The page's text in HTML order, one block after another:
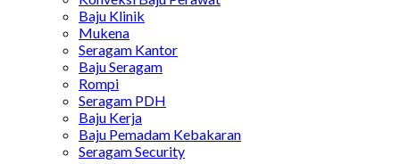
Baju Klinik
Mukena
Seragam Kantor
Baju Seragam
Rompi
Seragam PDH
Baju Kerja
Baju Pemadam Kebakaran
Seragam Security